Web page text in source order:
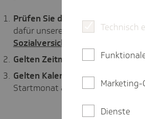
Prüfen Sie das Abkommen:
dafür unsere Übersicht über die
Sozialversicherungsabkommen
Gelten Zeitmonate? Nutzen Sie
Gelten Kalendermonate?
Startmonat aus.
Technisch
Marketing-
Dienste